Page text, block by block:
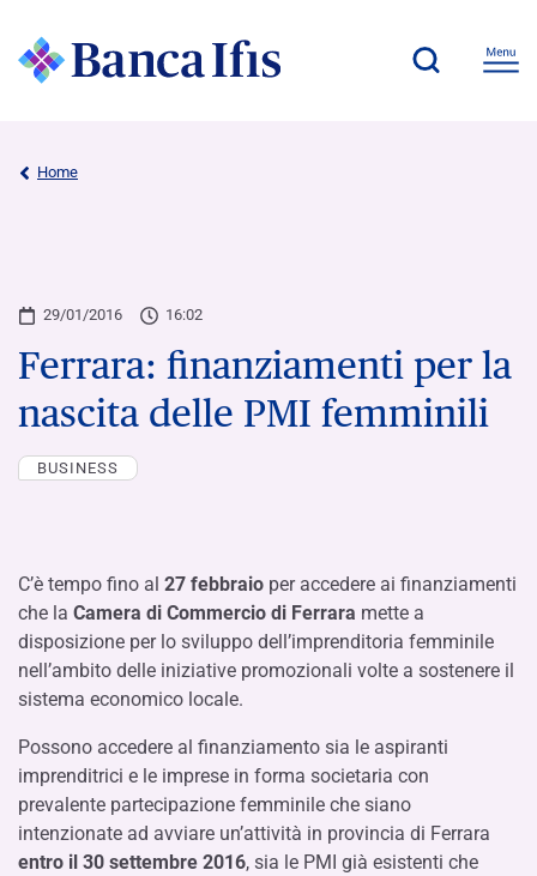
Home
29/01/2016 16:02
Ferrara: finanziamenti per la
nascita delle PMI femminili
BUSINESS
C’è tempo fino al 27 febbraio per accedere ai finanziamenti
che la Camera di Commercio di Ferrara mette a
disposizione per lo sviluppo dell’imprenditoria femminile
nell’ambito delle iniziative promozionali volte a sostenere il
sistema economico locale.
Possono accedere al finanziamento sia le aspiranti
imprenditrici e le imprese in forma societaria con
prevalente partecipazione femminile che siano
intenzionate ad avviare un’attività in provincia di Ferrara
entro il 30 settembre 2016, sia le PMI già esistenti che